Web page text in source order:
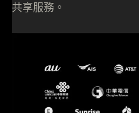
共享服務。